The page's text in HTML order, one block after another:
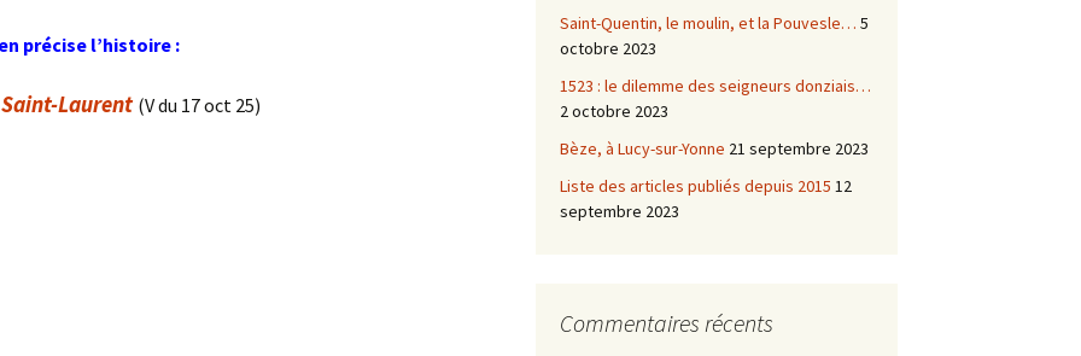
précise l’histoire :
Laurent (V du 17 oct 25)
Saint-Quentin, le moulin, et la Pouvesle… 5
octobre 2023
1523 : le dilemme des seigneurs donziais…
2 octobre 2023
Bèze, à Lucy-sur-Yonne 21 septembre 2023
Liste des articles publiés depuis 2015 12
septembre 2023
Commentaires récents